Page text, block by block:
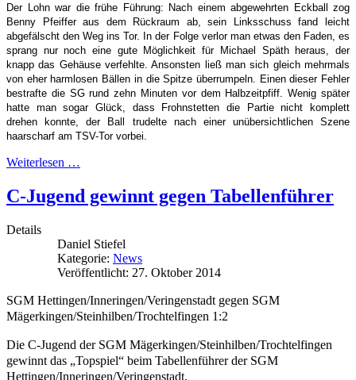
Der Lohn war die frühe Führung: Nach einem abgewehrten Eckball zog
Benny Pfeiffer aus dem Rückraum ab, sein Linksschuss fand leicht
abgefälscht den Weg ins Tor. In der Folge verlor man etwas den Faden, es
sprang nur noch eine gute Möglichkeit für Michael Späth heraus, der
knapp das Gehäuse verfehlte. Ansonsten ließ man sich gleich mehrmals
von eher harmlosen Bällen in die Spitze überrumpeln. Einen dieser Fehler
bestrafte die SG rund zehn Minuten vor dem Halbzeitpfiff. Wenig später
hatte man sogar Glück, dass Frohnstetten die Partie nicht komplett
drehen konnte, der Ball trudelte nach einer unübersichtlichen Szene
haarscharf am TSV-Tor vorbei.
Weiterlesen …
C-Jugend gewinnt gegen Tabellenführer
Details
Daniel Stiefel
Kategorie: News
Veröffentlicht: 27. Oktober 2014
SGM Hettingen/Inneringen/Veringenstadt gegen SGM
Mägerkingen/Steinhilben/Trochtelfingen 1:2
Die C-Jugend der SGM Mägerkingen/Steinhilben/Trochtelfingen
gewinnt das „Topspiel“ beim Tabellenführer der SGM
Hettingen/Inneringen/Veringenstadt.